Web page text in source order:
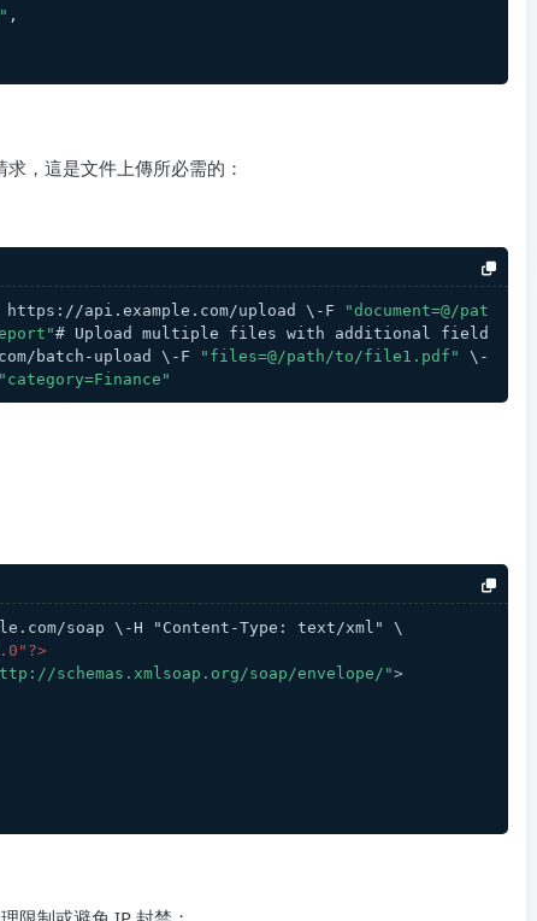
,
，這是文件上傳所必需的：
api.example.com/upload \-F
"document=@/pat
# Upload multiple files with additional field
batch-upload \-F
"files=@/path/to/file1.pdf"
\-
"category=Finance"
soap \-H "Content-Type: text/xml" \
schemas.xmlsoap.org/soap/envelope/">